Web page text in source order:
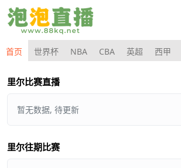
首页 世界杯 NBA CBA 英超 西甲
里尔比赛直播
暂无数据, 待更新
里尔往期比赛